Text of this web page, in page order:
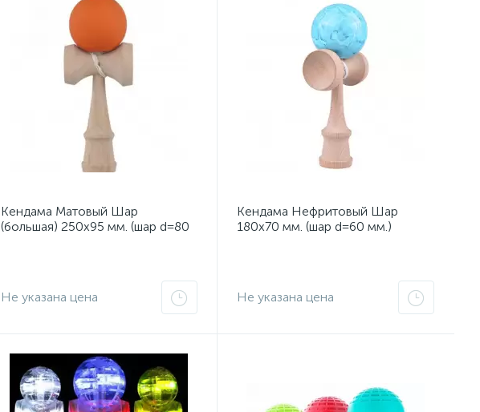
Кендама Матовый Шар
(большая) 250x95 мм. (шар d=80
Не указана цена
Кендама Нефритовый Шар
180x70 мм. (шар d=60 мм.)
Не указана цена